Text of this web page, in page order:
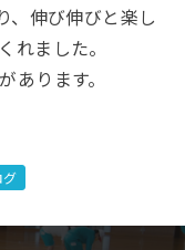
、伸び伸びと楽し
れました。
あります。
グ